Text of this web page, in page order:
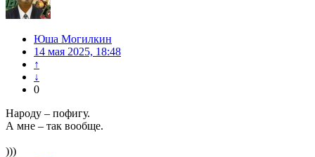
Юша Могилкин
14 мая 2025, 18:48
↑
↓
0
Народу – пофигу.
А мне – так вообще.
)))